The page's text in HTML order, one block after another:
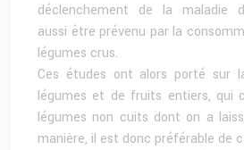
déclenchement de la maladie
aussi être prévenu par la
légumes crus.
Ces études ont alors porté sur
légumes et de fruits entiers, qui
légumes non cuits dont on a
manière, il est donc préférable de